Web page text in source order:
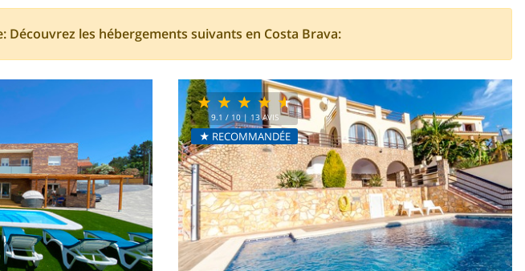
les hébergements suivants en Costa Brava:
9.1 / 10 |13 AVIS
★ RECOMMANDÉE